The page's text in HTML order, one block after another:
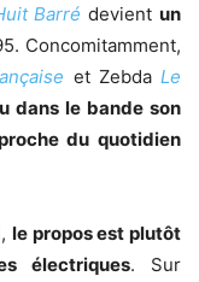
Barré devientun
Concomitamment,
et Zebda Le
dans le bande son
du quotidien
le propos est plutôt
électriques. Sur